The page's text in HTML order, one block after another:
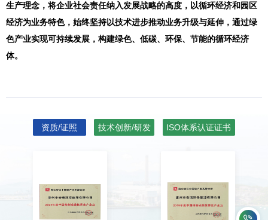
生产理念，将企业社会责任纳入发展战略的高度，以循环经济和园区
经济为业务特色，始终坚持以技术进步推动业务升级与延伸，通过绿
色产业实现可持续发展，构建绿色、低碳、环保、节能的循环经济
体。
资质/证照 技术创新/研发 ISO体系认证证书